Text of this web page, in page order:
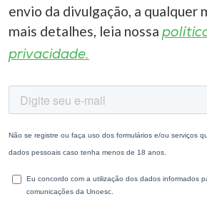
envio da divulgação, a qualquer
mais detalhes, leia nossa
privacidade.